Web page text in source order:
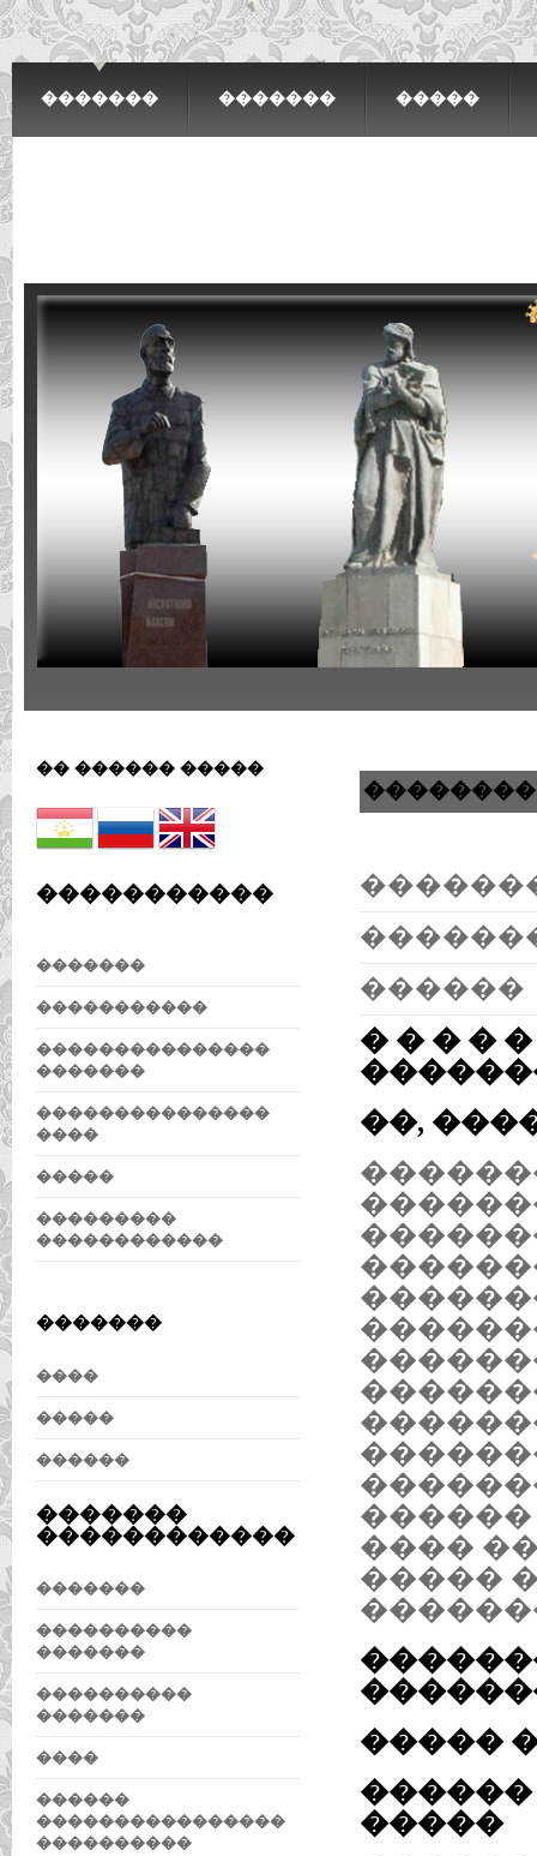
������� ������� �����
������
� � � �
��,
����
�����
�����
�����
�� ������ �����
�����������
�������
�����������
���������������
�������
���������������
����
�����
���������
������������
�������
����
�����
������
�������
������������
�������
����������
�������
����������
�������
����
������
����������������
����������